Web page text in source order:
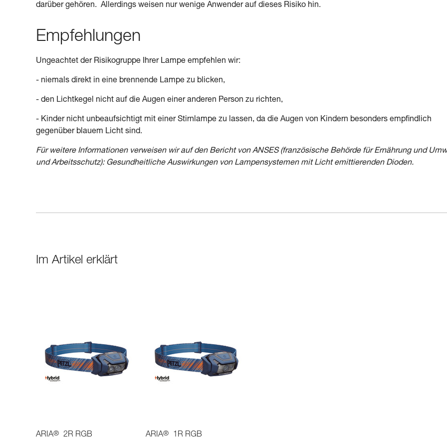
darüber gehören. Allerdings weisen nur wenige Anwender auf dieses Risiko hin.
Empfehlungen
Ungeachtet der Risikogruppe Ihrer Lampe empfehlen wir:
- niemals direkt in eine brennende Lampe zu blicken,
- den Lichtkegel nicht auf die Augen einer anderen Person zu richten,
- Kinder nicht unbeaufsichtigt mit einer Stirnlampe zu lassen, da die Augen von Kindern besonders empfindlich
gegenüber blauem Licht sind.
Für weitere Informationen verweisen wir auf den Bericht von ANSES (französische Behörde für Ernährung und
und Arbeitsschutz): Gesundheitliche Auswirkungen von Lampensystemen mit Licht emittierenden Dioden.
Im Artikel erklärt
ARIA® 2R RGB ARIA® 1R RGB